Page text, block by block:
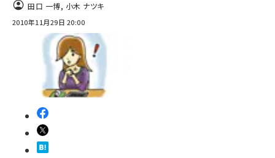
ai crunch (1365)
田口 一博, 小木 ナツキ
2010年11月29日 20:00